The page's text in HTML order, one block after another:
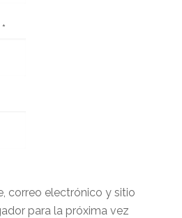
*
correo electrónico y sitio
para la próxima vez